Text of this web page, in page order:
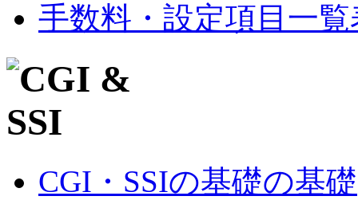
手数料・設定項目一覧
CGI・SSIの基礎の基礎